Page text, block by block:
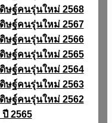
ษฐ์คนรุ่นใหม่ 2568
ษฐ์คนรุ่นใหม่ 2567
ษฐ์คนรุ่นใหม่ 2566
ษฐ์คนรุ่นใหม่ 2565
ษฐ์คนรุ่นใหม่ 2564
ษฐ์คนรุ่นใหม่ 2563
ษฐ์คนรุ่นใหม่ 2562
ปี 2565